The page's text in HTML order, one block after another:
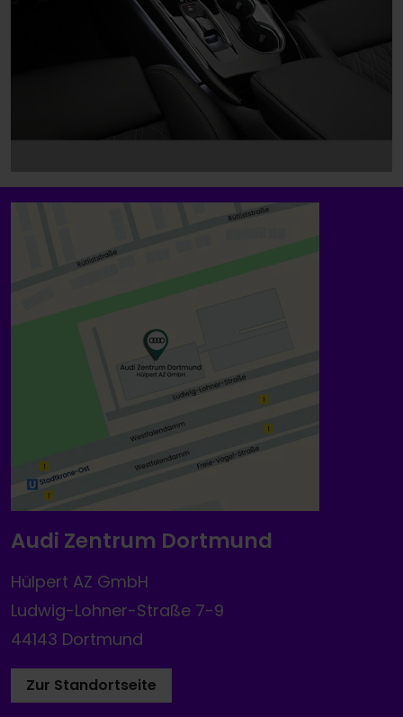
Audi Zentrum Dortmund
Hülpert AZ GmbH
Ludwig-Lohner-Straße 7-9
44143 Dortmund
Zur Standortseite